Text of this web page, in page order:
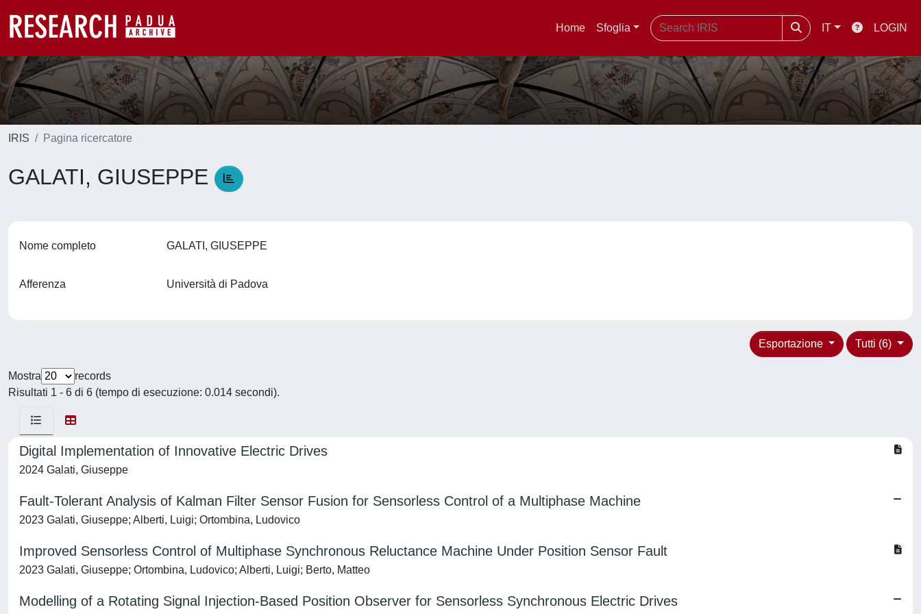
Home Sfoglia IT LOGIN
IRIS Pagina ricercatore
GALATI, GIUSEPPE
Nome completo GALATI, GIUSEPPE
Afferenza Università di Padova
Tutti (6)
Esportazione
Mostra
records
Risultati 1 - 6 di 6 (tempo di esecuzione: 0.014 secondi).
Digital Implementation of Innovative Electric Drives
2024 Galati, Giuseppe
Fault-Tolerant Analysis of Kalman Filter Sensor Fusion for Sensorless Control of a Multiphase Machine
2023 Galati, Giuseppe; Alberti, Luigi; Ortombina, Ludovico
Improved Sensorless Control of Multiphase Synchronous Reluctance Machine Under Position Sensor Fault
2023 Galati, Giuseppe; Ortombina, Ludovico; Alberti, Luigi; Berto, Matteo
Modelling of a Rotating Signal Injection-Based Position Observer for Sensorless Synchronous Electric Drives